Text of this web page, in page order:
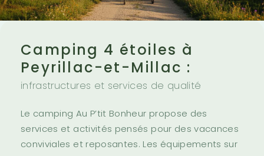
Camping 4 étoiles à
Peyrillac-et-Millac :
infrastructures et services de qualité
Le camping Au P’tit Bonheur propose des
services et activités pensés pour des vacances
conviviales et reposantes. Les équipements sur